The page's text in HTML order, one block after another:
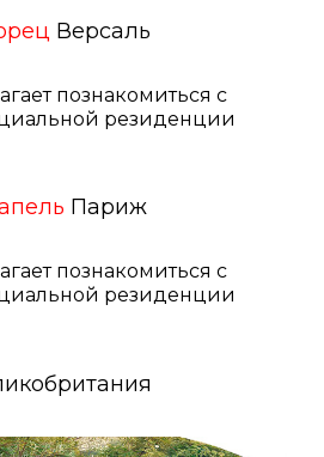
Версаль
познакомиться с
резиденции
Париж
познакомиться с
резиденции